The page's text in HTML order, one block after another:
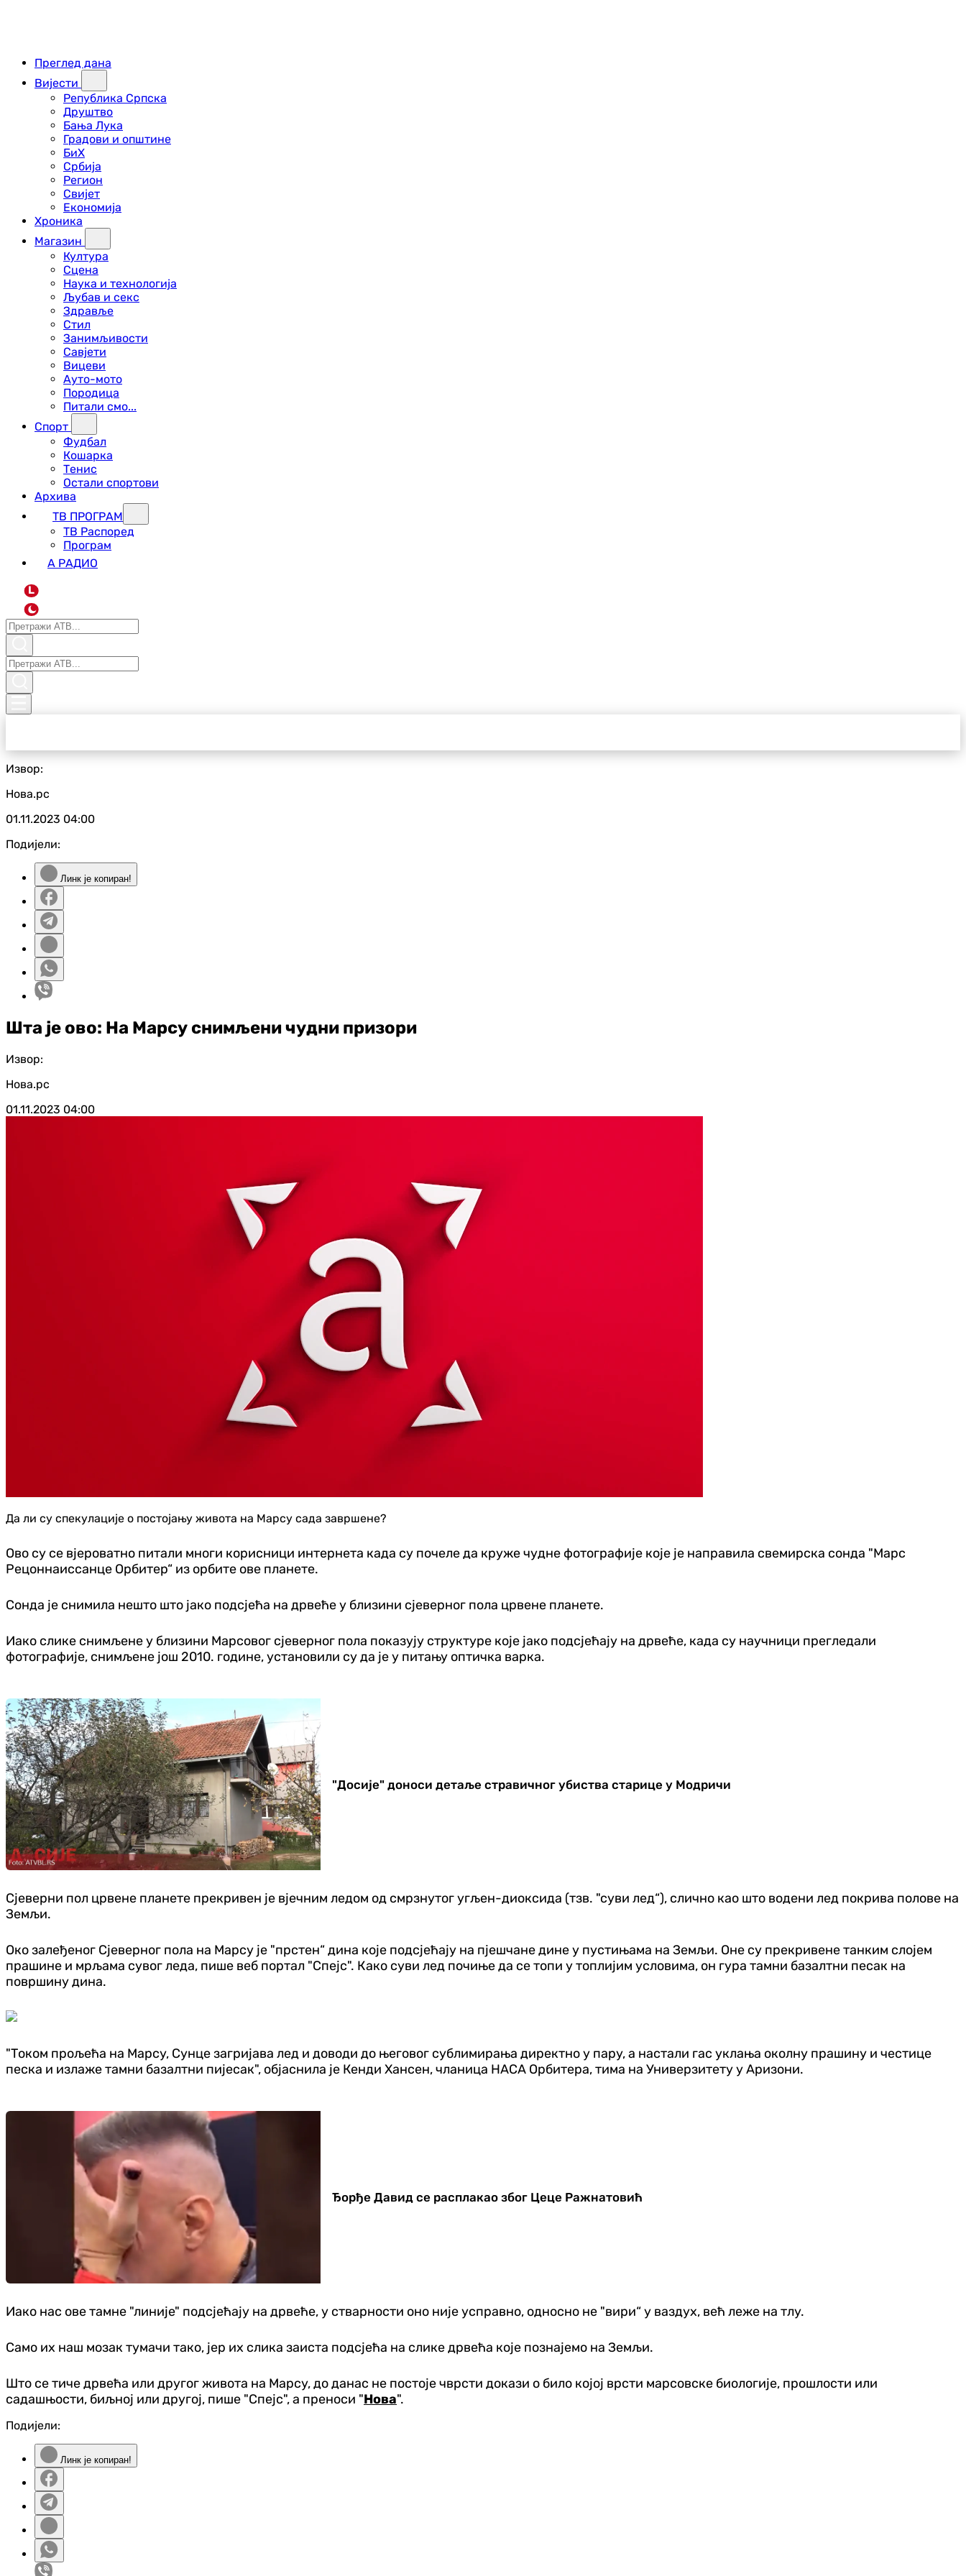
Преглед дана
Вијести
Република Српска
Друштво
Бања Лука
Градови и општине
БиХ
Србија
Регион
Свијет
Економија
Хроника
Магазин
Култура
Сцена
Наука и технологија
Љубав и секс
Здравље
Стил
Занимљивости
Савјети
Вицеви
Ауто-мото
Породица
Питали смо...
Спорт
Фудбал
Кошарка
Тенис
Остали спортови
Архива
ТВ ПРОГРАМ
ТВ Распоред
Програм
А РАДИО
L
Извор:
Нова.рс
01.11.2023 04:00
Подијели:
Линк је копиран!
Шта је ово: На Марсу снимљени чудни призори
Извор:
Нова.рс
01.11.2023 04:00
Да ли су спекулације о постојању живота на Марсу сада завршене?
Ово су се вјероватно питали многи корисници интернета када су почеле да круже чудне фотографије које је направила свемирска сонда "Марс
Рецоннаиссанце Орбитер“ из орбите ове планете.
Сонда је снимила нешто што јако подсјећа на дрвеће у близини сјеверног пола црвене планете.
Иако слике снимљене у близини Марсовог сјеверног пола показују структуре које јако подсјећају на дрвеће, када су научници прегледали
фотографије, снимљене још 2010. године, установили су да је у питању оптичка варка.
"Досије" доноси детаље стравичног убиства старице у Модричи
Сјеверни пол црвене планете прекривен је вјечним ледом од смрзнутог угљен-диоксида (тзв. "суви лед“), слично као што водени лед покрива полове на
Земљи.
Око залеђеног Сјеверног пола на Марсу је "прстен“ дина које подсјећају на пјешчане дине у пустињама на Земљи. Оне су прекривене танким слојем
прашине и мрљама сувог леда, пише веб портал "Спејс". Како суви лед почиње да се топи у топлијим условима, он гура тамни базалтни песак на
површину дина.
"Током прољећа на Марсу, Сунце загријава лед и доводи до његовог сублимирања директно у пару, а настали гас уклања околну прашину и честице
песка и излаже тамни базалтни пијесак", објаснила је Кенди Хансен, чланица НАСА Орбитера, тима на Универзитету у Аризони.
Ђорђе Давид се расплакао због Цеце Ражнатовић
Иако нас ове тамне "линије" подсјећају на дрвеће, у стварности оно није усправно, односно не "вири“ у ваздух, већ леже на тлу.
Само их наш мозак тумачи тако, јер их слика заиста подсјећа на слике дрвећа које познајемо на Земљи.
Што се тиче дрвећа или другог живота на Марсу, до данас не постоје чврсти докази о било којој врсти марсовске биологије, прошлости или
садашњости, биљној или другој, пише "Спејс", а преноси "Нова".
Подијели:
Линк је копиран!